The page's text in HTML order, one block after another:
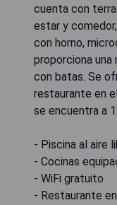
cuenta con
estar y
con horno,
proporciona una
con batas. Se
restaurante en
se encuentra a
- Piscina al aire
- Cocinas
- WiFi gratuito
- Restaurante